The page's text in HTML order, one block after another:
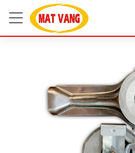
Trang chủ Linh Kiện Bếp Gas
Nút, vành, chân, phụ kiện khác